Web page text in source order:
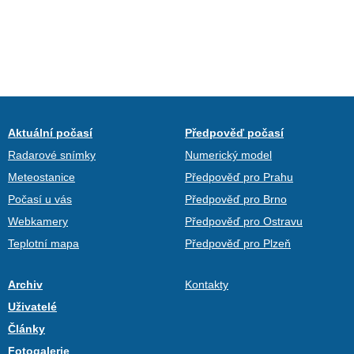
Aktuální počasí
Radarové snímky
Meteostanice
Počasí u vás
Webkamery
Teplotní mapa
Předpověď počasí
Numerický model
Předpověď pro Prahu
Předpověď pro Brno
Předpověď pro Ostravu
Předpověď pro Plzeň
Archiv
Uživatelé
Články
Fotogalerie
Kontakty